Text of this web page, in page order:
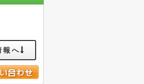
報へ